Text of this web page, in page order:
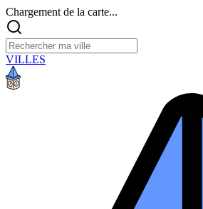
Chargement de la carte...
VILLES